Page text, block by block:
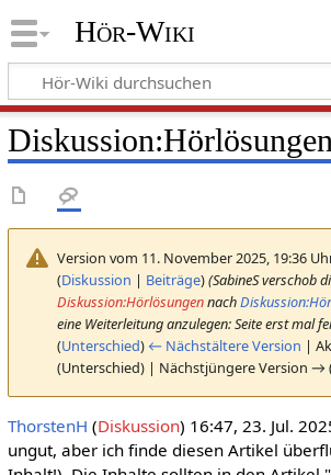
Hör-Wiki
Diskussion:Hörlösungen
Version vom 11. November 2025, 19:36
(Diskussion | Beiträge)(SabineS verschob
Diskussion:Hörlösungennach
eine Weiterleitung anzulegen: Seite erst mal
(Unterschied) ← Nächstältere Version |
(Unterschied) | Nächstjüngere Version →
ThorstenH (Diskussion) 16:47, 23. Jul.
ungut, aber ich finde diesen Artikel